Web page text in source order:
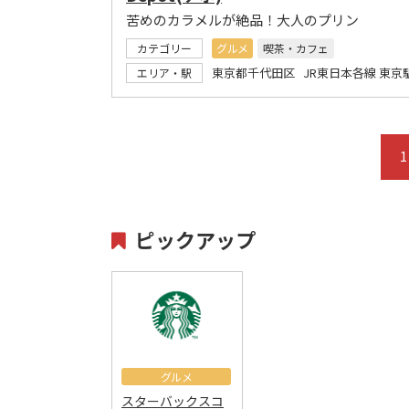
苦めのカラメルが絶品！大人のプリン
カテゴリー グルメ
喫茶・カフェ
エリア・駅
東京都千代田区 JR東日本各線 東京
1
ピックアップ
グルメ
スターバックスコ